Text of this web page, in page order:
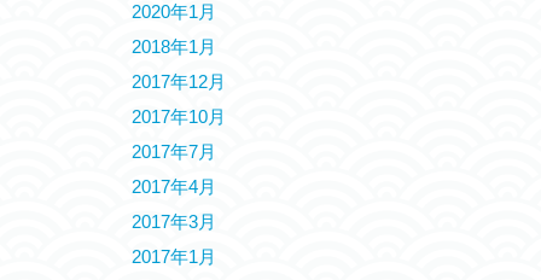
2020年1月
2018年1月
2017年12月
2017年10月
2017年7月
2017年4月
2017年3月
2017年1月